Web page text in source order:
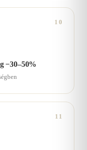
10
−30–50%
11